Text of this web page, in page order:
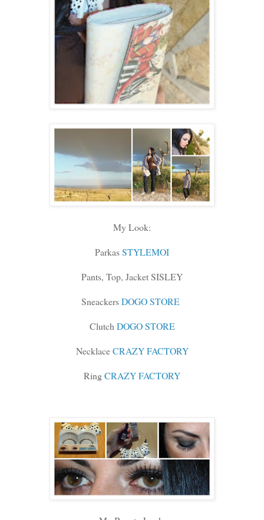
My Look:
ParkasSTYLEMOI
Pants, Top, Jacket SISLEY
SneackersDOGO STORE
Clutch DOGO STORE
NecklaceCRAZY FACTORY
RingCRAZY FACTORY